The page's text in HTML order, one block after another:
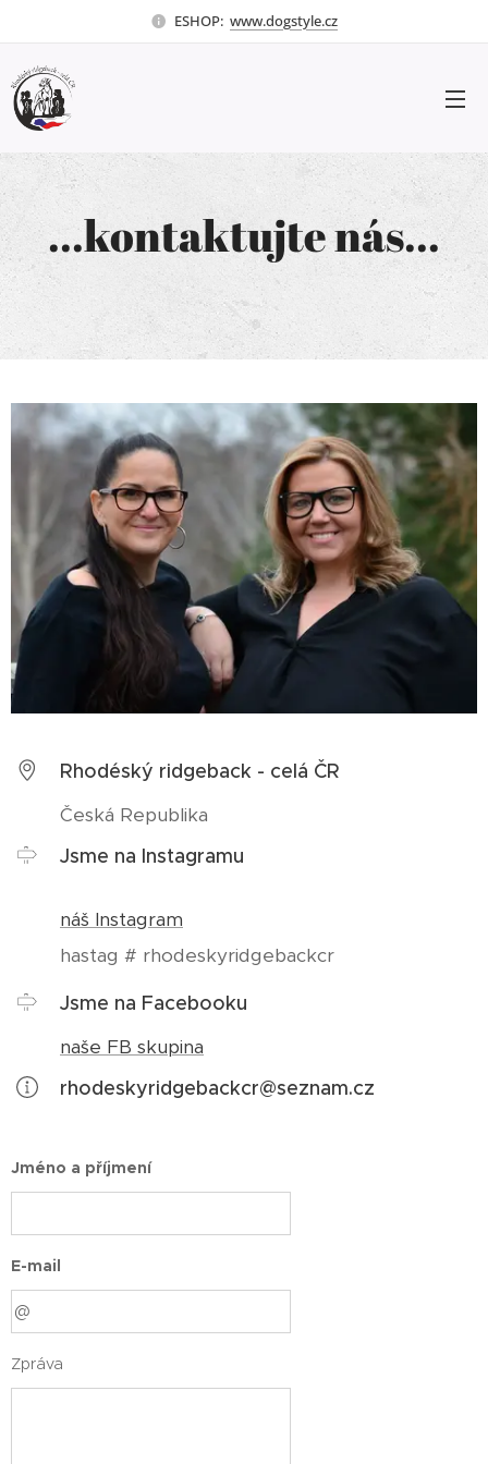
ESHOP: www.dogstyle.cz
...kontaktujte nás...
Rhodéský ridgeback - celá ČR
Česká Republika
Jsme na Instagramu
náš Instagram
hastag # rhodeskyridgebackcr
Jsme na Facebooku
naše FB skupina
rhodeskyridgebackcr@seznam.cz
Jméno a příjmení
E-mail
Zpráva